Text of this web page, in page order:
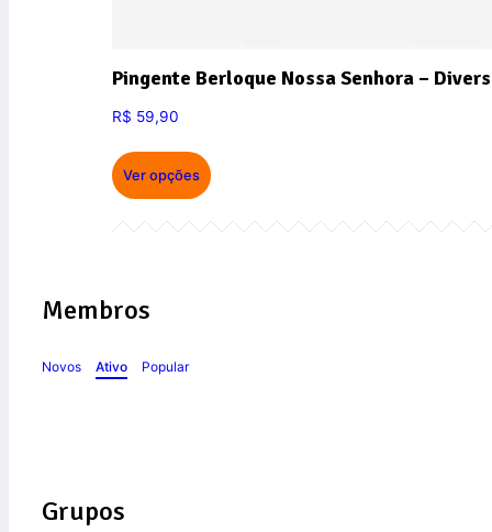
Pingente Berloque Nossa Senhora –
R$ 59,90
Ver opções
Membros
Novos Ativo Popular
Grupos